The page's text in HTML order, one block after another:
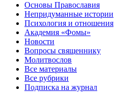
Основы Православия
Непридуманные истории
Психология и отношения
Академия «Фомы»
Новости
Вопросы священнику
Молитвослов
Все материалы
Все рубрики
Подписка на журнал